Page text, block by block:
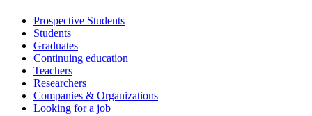
Prospective Students
Students
Graduates
Continuing education
Teachers
Researchers
Companies & Organizations
Looking for a job